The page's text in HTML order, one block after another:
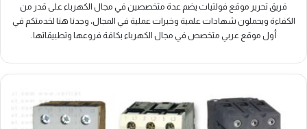
فريق تحرير موقع فولتيات يضم عدة متخصصين في مجال الكهرباء على قدر من
الكفاءة ويحملون شهادات علمية وخبرات عملية في المجال، وجدنا هنا لخدمتكم في
أول موقع عربي متخصص في مجال الكهرباء بكافة فروعها وتطبيقاتها.
توصيل
الاوفرلود